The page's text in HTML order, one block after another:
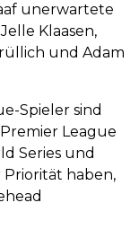
unerwartete
Klaasen,
und Adam
Spieler sind
League
Series und
haben,